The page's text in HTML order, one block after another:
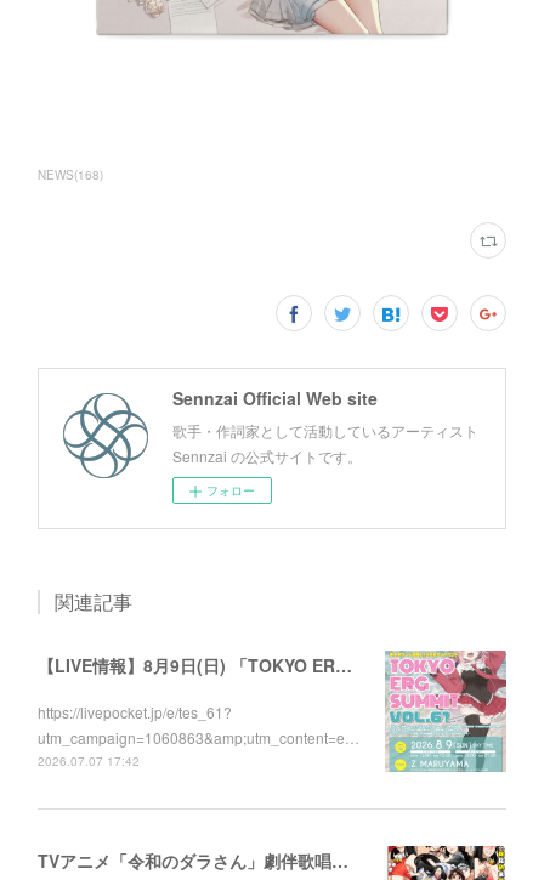
NEWS(168)
Sennzai Official Web site
歌手・作詞家として活動しているアーティスト
Sennzai の公式サイトです。
フォロー
関連記事
【LIVE情報】8月9日(日) 「TOKYO ERG SUMMIT VOL.61」に出演します！
https://livepocket.jp/e/tes_61?
utm_campaign=1060863&amp;utm_content=e…
2026.07.07 17:42
TVアニメ「令和のダラさん」劇伴歌唱しました！